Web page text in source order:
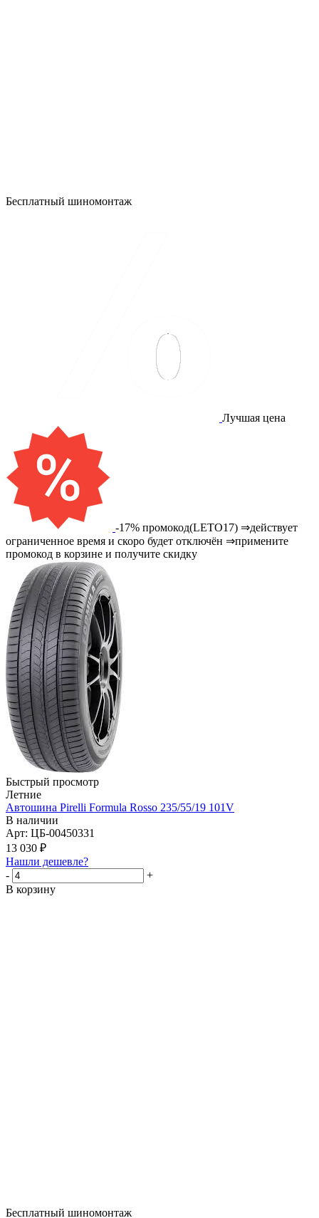
Бесплатный шиномонтаж
Лучшая цена
-17% промокод(LETO17) ⇒действует
ограниченное время и скоро будет отключён ⇒примените
промокод в корзине и получите скидку
Быстрый просмотр
Летние
Автошина Pirelli Formula Rosso 235/55/19 101V
В наличии
Арт: ЦБ-00450331
13 030 ₽
Нашли дешевле?
-
+
В корзину
Бесплатный шиномонтаж